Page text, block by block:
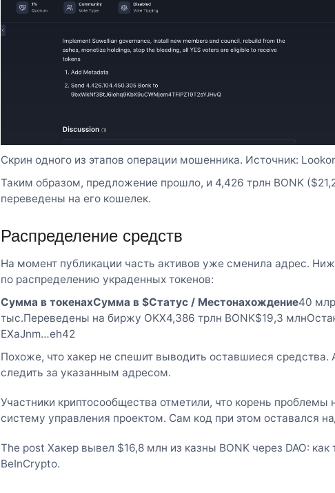
Скрин одного из этапов операции мошенника. Источник:
Таким образом, предложение прошло, и 4,426 трлн BONK
переведены на его кошелек.
Распределение средств
На момент публикации часть активов уже сменила адрес.
по распределению украденных токенов:
Сумма в токенахСумма в $Статус / Местонахождение40
тыс.Переведены на биржу OKX4,386 трлн BONK$19,3
EXaJnm…eh42
Похоже, что хакер не спешит выводить оставшиеся
следить за указанным адресом.
Участники криптосообщества отметили, что корень проблемы
систему управления проектом. Сам код при этом оставался
The post Хакер вывел $16,8 млн из казны BONK через DAO:
BeInCrypto.